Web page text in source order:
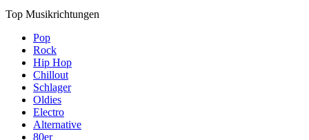
Top Musikrichtungen
Pop
Rock
Hip Hop
Chillout
Schlager
Oldies
Electro
Alternative
80er